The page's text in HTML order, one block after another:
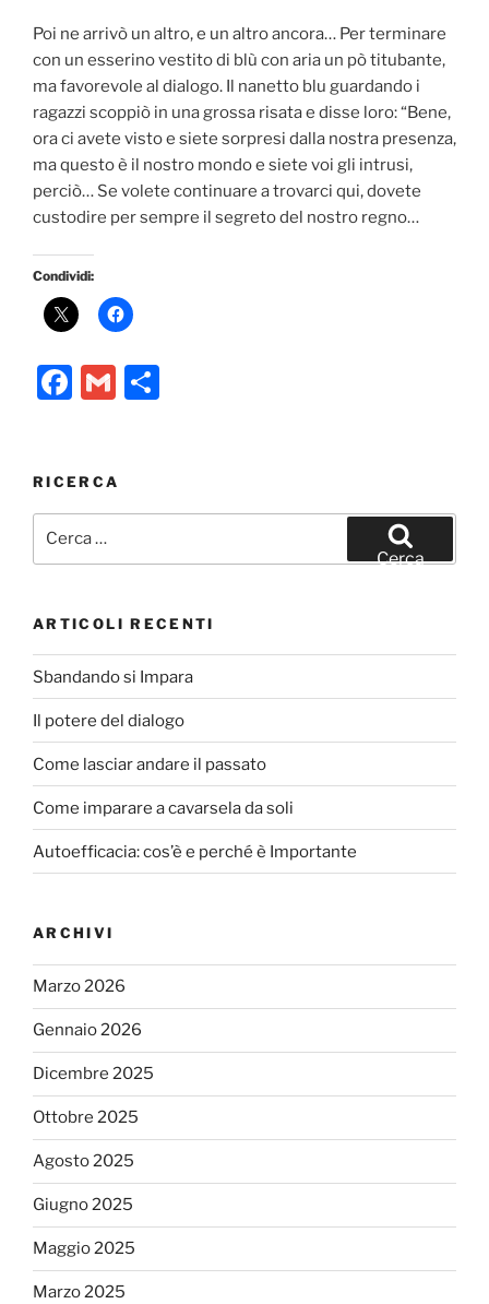
Poi ne arrivò un altro, e un altro ancora… Per terminare
con un esserino vestito di blù con aria un pò titubante,
ma favorevole al dialogo. Il nanetto blu guardando i
ragazzi scoppiò in una grossa risata e disse loro: “Bene,
ora ci avete visto e siete sorpresi dalla nostra presenza,
ma questo è il nostro mondo e siete voi gli intrusi,
perciò… Se volete continuare a trovarci qui, dovete
custodire per sempre il segreto del nostro regno…
Condividi:
F
e
b
o
k
G
l
vi
di
RICERCA
Cerca
ARTICOLI RECENTI
Sbandando si Impara
Il potere del dialogo
Come lasciar andare il passato
Come imparare a cavarsela da soli
Autoefficacia: cos’è e perché è Importante
ARCHIVI
Marzo 2026
Gennaio 2026
Dicembre 2025
Ottobre 2025
Agosto 2025
Giugno 2025
Maggio 2025
Marzo 2025